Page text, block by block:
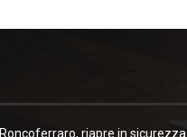
Roncoferraro, riapre in sicurezza